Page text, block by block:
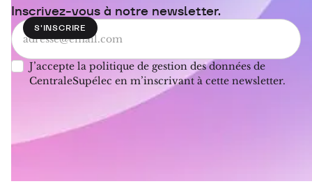
Inscrivez-vous à notre newsletter.
J’accepte la politique de gestion des données de
CentraleSupélec en m’inscrivant à cette newsletter.